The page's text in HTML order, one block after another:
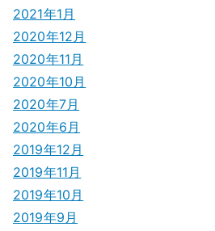
2021年1月
2020年12月
2020年11月
2020年10月
2020年7月
2020年6月
2019年12月
2019年11月
2019年10月
2019年9月